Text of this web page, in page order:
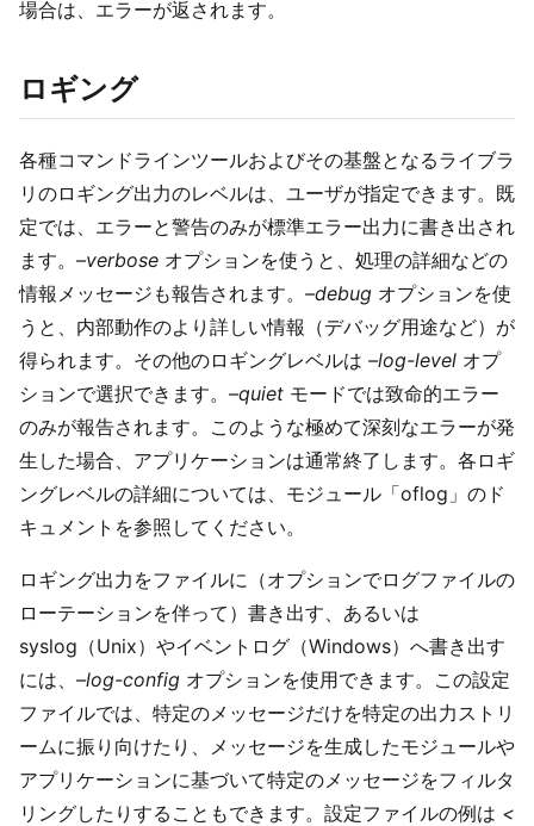
場合は、エラーが返されます。
ロギング
各種コマンドラインツールおよびその基盤となるライブラ
リのロギング出力のレベルは、ユーザが指定できます。既
定では、エラーと警告のみが標準エラー出力に書き出され
ます。 –verbose オプションを使うと、処理の詳細などの
情報メッセージも報告されます。 –debug オプションを使
うと、内部動作のより詳しい情報（デバッグ用途など）が
得られます。その他のロギングレベルは –log-level オプ
ションで選択できます。 –quiet モードでは致命的エラー
のみが報告されます。このような極めて深刻なエラーが発
生した場合、アプリケーションは通常終了します。各ロギ
ングレベルの詳細については、モジュール「oflog」のド
キュメントを参照してください。
ロギング出力をファイルに（オプションでログファイルの
ローテーションを伴って）書き出す、あるいは
syslog（Unix）やイベントログ（Windows）へ書き出す
には、 –log-config オプションを使用できます。この設定
ファイルでは、特定のメッセージだけを特定の出力ストリ
ームに振り向けたり、メッセージを生成したモジュールや
アプリケーションに基づいて特定のメッセージをフィルタ
リングしたりすることもできます。設定ファイルの例は <